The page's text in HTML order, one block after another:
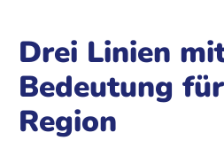
Drei Linien
Bedeutung
Region